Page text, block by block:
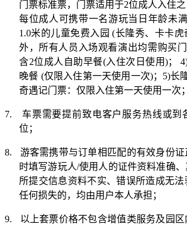
门票标准票，门票适用于2位成人入住之
每位成人可携带一名游玩当日年龄未
1.0米的儿童免费入园 (长隆秀、卡卡
外，所有人员入场观看演出均需购买
含2位成人自助早餐(入住次日使用)；
晚餐 (仅限入住第一天使用一次)； 5)长
奇遇记门票：仅限入住第一天使用一次；
7.
车票需要提前致电客户服务热线或到
位；
8.
游客需携带与订单相匹配的有效身份
时填写游玩人/使用人的证件资料准确
所提交信息资料不实、错误所造成无
任何损失的，均由用户本人承担；
9.
以上套票价格不包含增值类服务及园